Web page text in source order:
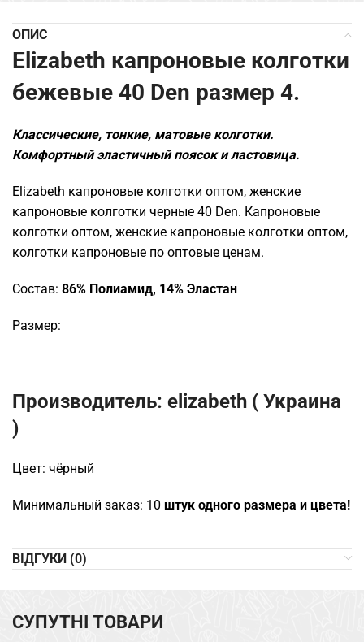
ОПИС
Elizabeth капроновые колготки
бежевые 40 Den размер 4.
Классические, тонкие, матовые колготки.
Комфортный эластичный поясок и ластовица.
Elizabeth капроновые колготки оптом, женские
капроновые колготки черные 40 Den. Капроновые
колготки оптом, женские капроновые колготки оптом,
колготки капроновые по оптовые ценам.
Состав: 86% Полиамид, 14% Эластан
Размер:
Производитель: elizabeth ( Украина
)
Цвет: чёрный
Минимальный заказ: 10 штук одного размера и цвета!
ВІДГУКИ (0)
СУПУТНІ ТОВАРИ